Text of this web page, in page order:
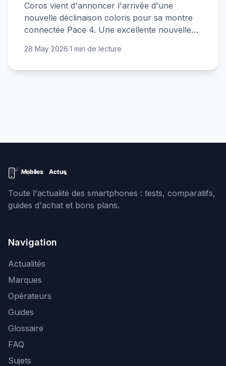
Coros vient d'annoncer l'arrivée d'une
nouvelle déclinaison coloris pour sa montre
connectée Pace 4. Une excellente nouvelle
28 May 2026·1 min de lecture
Toute l'actualité des smartphones : tests, comparatifs,
guides d'achat et bons plans.
Navigation
Actualités
Marques
Opérateurs
Guides
Glossaire
FAQ
Sujets